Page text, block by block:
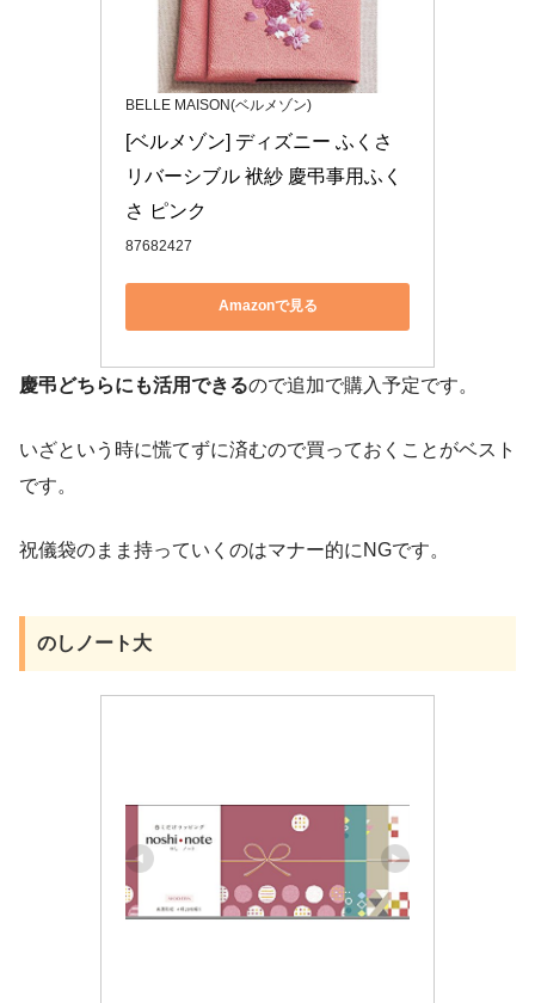
BELLE MAISON(ベルメゾン)
[ベルメゾン] ディズニー ふくさ
リバーシブル 袱紗 慶弔事用ふく
さ ピンク
87682427
Amazonで見る
慶弔どちらにも活用できるので追加で購入予定です。
いざという時に慌てずに済むので買っておくことがベスト
です。
祝儀袋のまま持っていくのはマナー的にNGです。
のしノート大